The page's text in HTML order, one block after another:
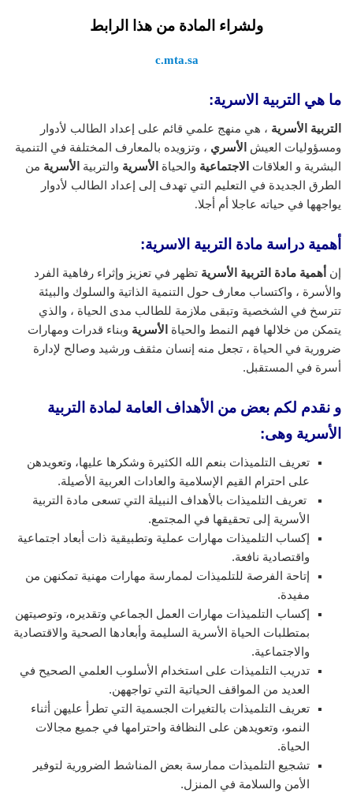
ولشراء المادة من هذا الرابط
c.mta.sa
ما هي التربية الاسرية:
التربية الأسرية ، هي منهج علمي قائم على إعداد الطالب لأدوار
ومسؤوليات العيش
الأسري ، وتزويده بالمعارف المختلفة في التنمية
البشرية و العلاقات
الاجتماعية والحياة الأسرية والتربية الأسرية من
الطرق الجديدة في التعليم التي تهدف إلى إعداد الطالب لأدوار
يواجهها في حياته عاجلا أم أجلا.
أهمية دراسة مادة التربية الاسرية:
إن أهمية مادة التربية الأسرية تظهر في تعزيز وإثراء رفاهية الفرد
والأسرة ، واكتساب معارف حول التنمية الذاتية والسلوك والبيئة
تترسخ في الشخصية وتبقى ملازمة للطالب مدى الحياة ، والذي
يتمكن من خلالها فهم النمط والحياة الأسرية وبناء قدرات ومهارات
ضرورية في الحياة ، تجعل منه إنسان مثقف ورشيد وصالح لإدارة
أسرة في المستقبل.
و نقدم لكم بعض من الأهداف العامة لمادة التربية
الأسرية وهى:
تعريف التلميذات بنعم الله الكثيرة وشكرها عليها، وتعويدهن
على احترام القيم الإسلامية والعادات العربية الأصيلة.
تعريف التلميذات بالأهداف النبيلة التي تسعى مادة التربية
الأسرية إلى تحقيقها في المجتمع.
إكساب التلميذات مهارات عملية وتطبيقية ذات أبعاد اجتماعية
واقتصادية نافعة.
إتاحة الفرصة للتلميذات لممارسة مهارات مهنية تمكنهن من
مفيدة.
إكساب التلميذات مهارات العمل الجماعي وتقديره، وتوصيتهن
بمتطلبات الحياة الأسرية السليمة وأبعادها الصحية والاقتصادية
والاجتماعية.
تدريب التلميذات على استخدام الأسلوب العلمي الصحيح في
العديد من المواقف الحياتية التي تواجههن.
تعريف التلميذات بالتغيرات الجسمية التي تطرأ عليهن أثناء
النمو، وتعويدهن على النظافة واحترامها في جميع مجالات
الحياة.
تشجيع التلميذات ممارسة بعض المناشط الضرورية لتوفير
الأمن والسلامة في المنزل.